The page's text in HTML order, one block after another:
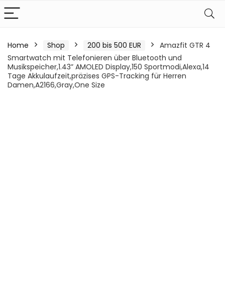
Home Shop 200 bis 500 EUR
Amazfit GTR 4
Smartwatch mit Telefonieren über Bluetooth und
Musikspeicher,1.43” AMOLED Display,150 Sportmodi,Alexa,14
Tage Akkulaufzeit,präzises GPS-Tracking für Herren
Damen,A2166,Gray,One Size